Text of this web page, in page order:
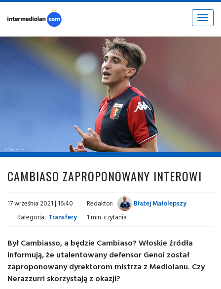
Toggle
fot. © genoacfc.it
CAMBIASO ZAPROPONOWANY INTEROWI
17 września 2021 | 16:40 Redaktor:
Błażej Małolepszy
Kategoria: Transfery 1 min. czytania
Był Cambiasso, a będzie Cambiaso? Włoskie źródła
informują, że utalentowany defensor Genoi został
zaproponowany dyrektorom mistrza z Mediolanu. Czy
Nerazzurri skorzystają z okazji?